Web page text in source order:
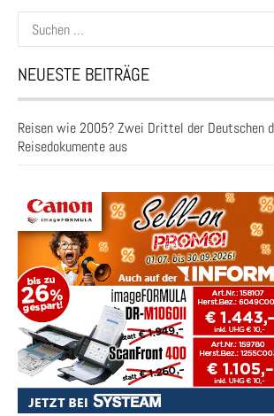
Suchen
nach:
NEUESTE BEITRÄGE
Reisen wie 2005? Zwei Drittel der Deutschen
Reisedokumente aus